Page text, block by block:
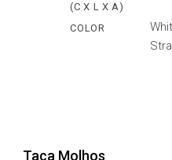
(C X L X A)
COLOR
Taça Molhos